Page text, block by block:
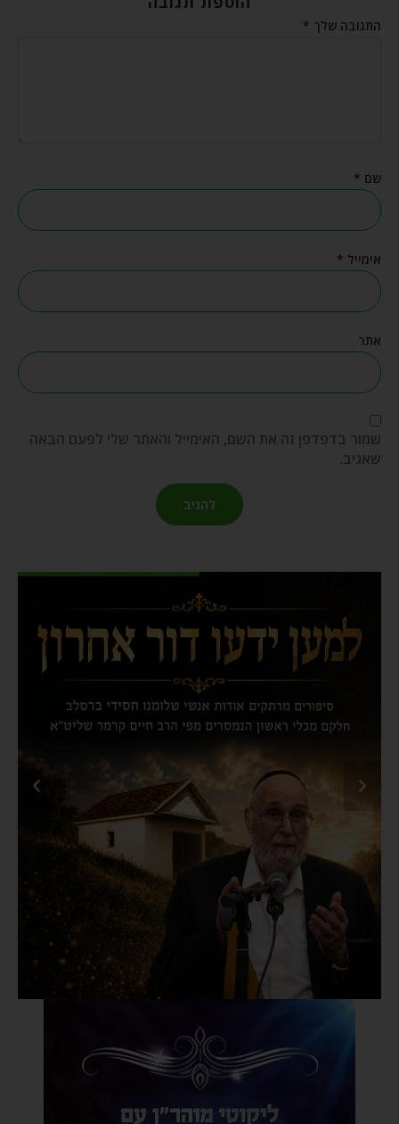
התגובה שלך *
שם *
אימייל *
אתר
שמור בדפדפן זה את השם, האימייל והאתר שלי לפעם הבאה
שאגיב.